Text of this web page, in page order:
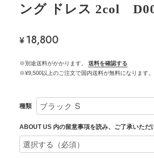
ング ドレス 2col
¥18,800
※別途送料がかかります。
送料を確認する
※¥9,500以上のご注文で国内送料が無料になります。
種類
ABOUT US 内の留意事項を読み、ご了承いただ